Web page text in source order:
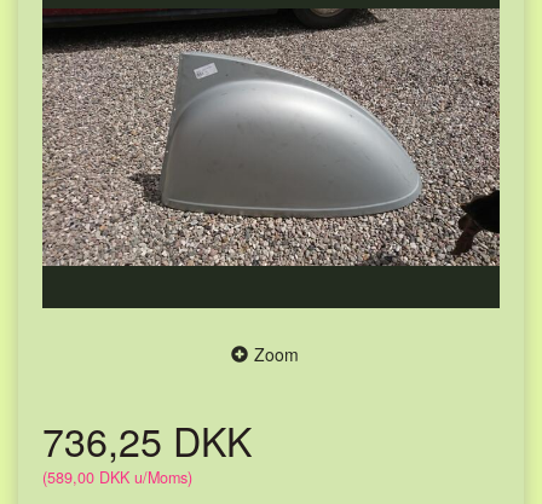
Zoom
736,25 DKK
(589,00 DKK u/Moms)